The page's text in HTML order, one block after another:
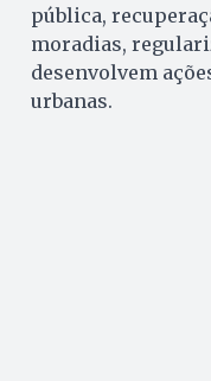
pública,
moradias,
desenvolvem
urbanas.